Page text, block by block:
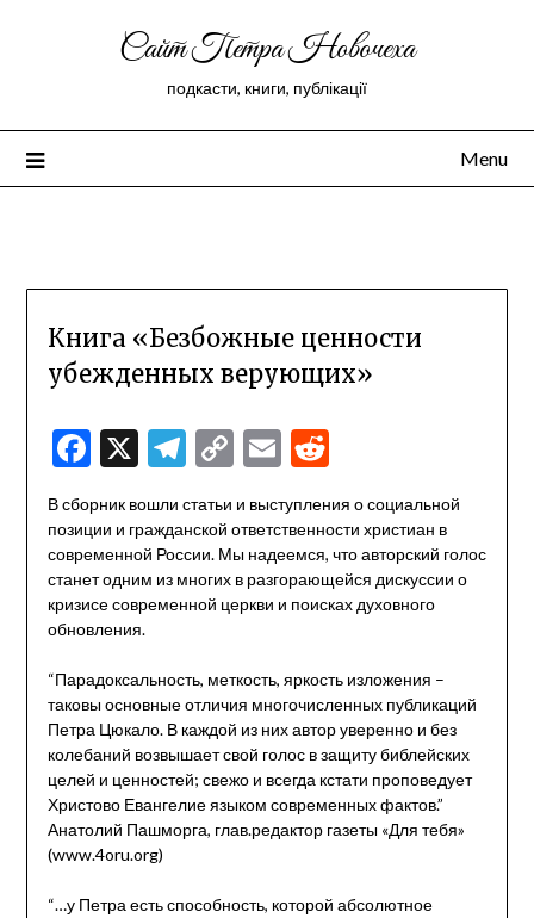
Сайт Петра Новочеха
подкасти, книги, публікації
Menu
Книга «Безбожные ценности
убежденных верующих»
Facebook
X Telegram
Copy
EmailReddit
В сборник вошли статьи и выступления о социальной
позиции и гражданской ответственности христиан в
современной России. Мы надеемся, что авторский голос
станет одним из многих в разгорающейся дискуссии о
кризисе современной церкви и поисках духовного
обновления.
“Парадоксальность, меткость, яркость изложения –
таковы основные отличия многочисленных публикаций
Петра Цюкало. В каждой из них автор уверенно и без
колебаний возвышает свой голос в защиту библейских
целей и ценностей; свежо и всегда кстати проповедует
Христово Евангелие языком современных фактов.”
Анатолий Пашморга, глав.редактор газеты «Для тебя»
(www.4oru.org)
“…у Петра есть способность, которой абсолютное